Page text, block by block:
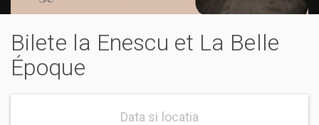
Bilete la Enescu et La Belle
Époque
Data si locatia